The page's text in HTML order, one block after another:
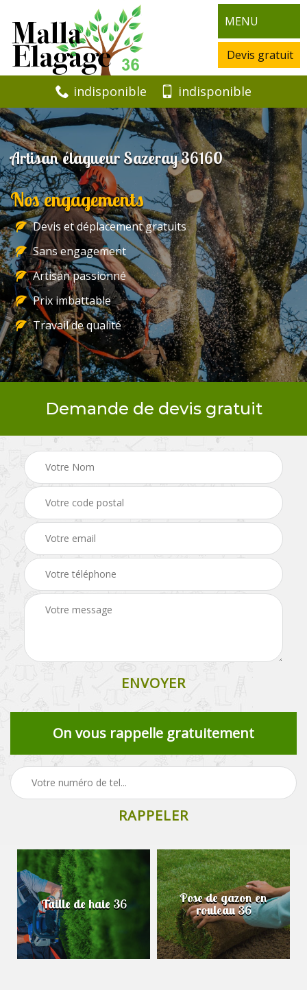
MENU
Devis gratuit
indisponible indisponible
Artisan élagueur Sazeray 36160
Nos engagements
Devis et déplacement gratuits
Sans engagement
Artisan passionné
Prix imbattable
Travail de qualité
Demande de devis gratuit
On vous rappelle gratuitement
Taille de haie 36 Pose de gazon en
rouleau 36